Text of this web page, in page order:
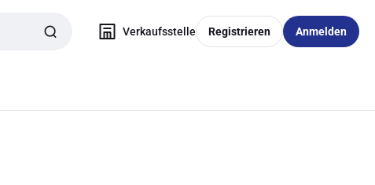
Verkaufsstelle Registrieren Anmelden